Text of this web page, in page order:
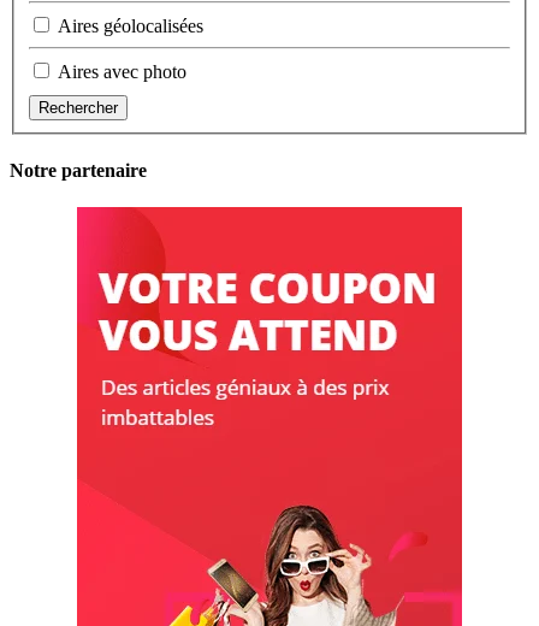
Aires géolocalisées
Aires avec photo
Rechercher
Notre partenaire